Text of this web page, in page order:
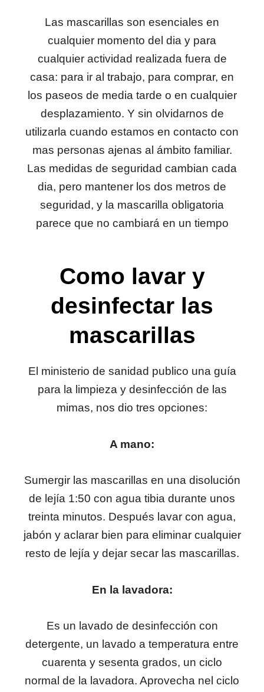
Las mascarillas son esenciales en
cualquier momento del dia y para
cualquier actividad realizada fuera de
casa: para ir al trabajo, para comprar, en
los paseos de media tarde o en cualquier
desplazamiento. Y sin olvidarnos de
utilizarla cuando estamos en contacto con
mas personas ajenas al ámbito familiar.
Las medidas de seguridad cambian cada
dia, pero mantener los dos metros de
seguridad, y la mascarilla obligatoria
parece que no cambiará en un tiempo
Como lavar y
desinfectar las
mascarillas
El ministerio de sanidad publico una guía
para la limpieza y desinfección de las
mimas, nos dio tres opciones:
A mano:
Sumergir las mascarillas en una disolución
de lejía 1:50 con agua tibia durante unos
treinta minutos. Después lavar con agua,
jabón y aclarar bien para eliminar cualquier
resto de lejía y dejar secar las mascarillas.
En la lavadora:
Es un lavado de desinfección con
detergente, un lavado a temperatura entre
cuarenta y sesenta grados, un ciclo
normal de la lavadora. Aprovecha nel ciclo